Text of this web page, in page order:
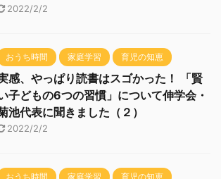
2022/2/2
おうち時間 家庭学習 育児の知恵
感、やっぱり読書はスゴかった！ 「賢
子どもの6つの習慣」について伸学会・
池代表に聞きました（２）
2022/2/2
おうち時間 家庭学習 育児の知恵